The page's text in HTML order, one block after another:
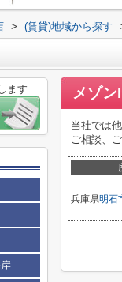
> (賃貸)地域から探す
メゾ
当社では
ご相談、
兵庫県明石
ます